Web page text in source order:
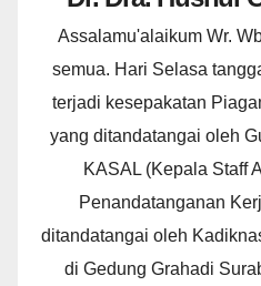
Assalamu'alaikum Wr.
semua. Hari Selasa
terjadi kesepakatan
yang ditandatangai oleh
KASAL (Kepala Staff
Penandatanganan
ditandatangai oleh
di Gedung Grahadi